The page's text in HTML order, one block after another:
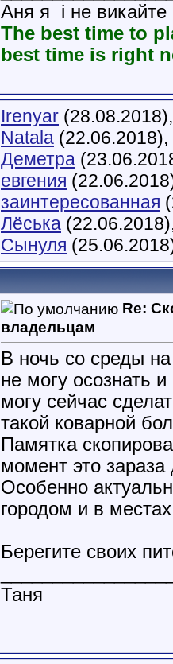
Аня я
і не
The best time to
best time is right
Irenyar
Natala (22.06.2018),
Деметра
евгения
заинтересованная
Лёська
Сынуля
Re:
владельцам
В ночь со среды
не могу осознать
могу сейчас
такой коварной
Памятка
момент это зараза
Особенно
городом и в
Берегите своих
Таня